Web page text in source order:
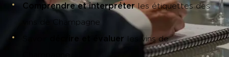
Comprendre et interpréterles étiquettes des
vins de Champagne
décrire et évaluer les vins de